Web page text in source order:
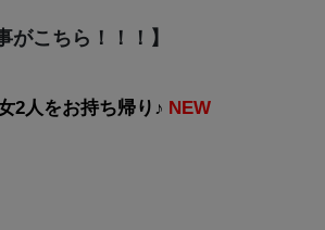
がこちら！！！】
2人をお持ち帰り♪ NEW